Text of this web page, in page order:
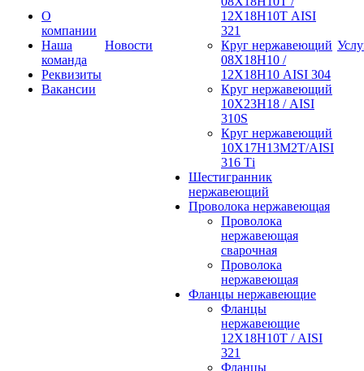
О
компании
Наша
команда
Реквизиты
Вакансии
Новости
12Х18Н10Т AISI
321
Круг нержавеющий
08Х18Н10 /
12Х18Н10 AISI 304
Круг нержавеющий
10Х23Н18 / AISI
310S
Круг нержавеющий
10Х17Н13М2Т/AISI
316 Тi
Шестигранник
нержавеющий
Проволока нержавеющая
Проволока
нержавеющая
сварочная
Проволока
нержавеющая
Фланцы нержавеющие
Фланцы
нержавеющие
12Х18Н10Т / AISI
321
Фланцы